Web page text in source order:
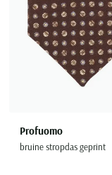
Profuomo
bruine stropdas geprint